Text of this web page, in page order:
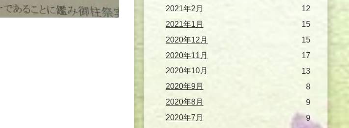
2021年2月
12
2021年1月
15
2020年12月
15
2020年11月
17
2020年10月
13
2020年9月
8
2020年8月
9
2020年7月
9